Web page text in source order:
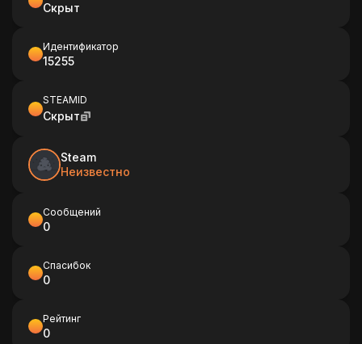
Скрыт
Идентификатор
15255
STEAMID
Скрыт
Steam
Неизвестно
Сообщений
0
Спасибок
0
Рейтинг
0